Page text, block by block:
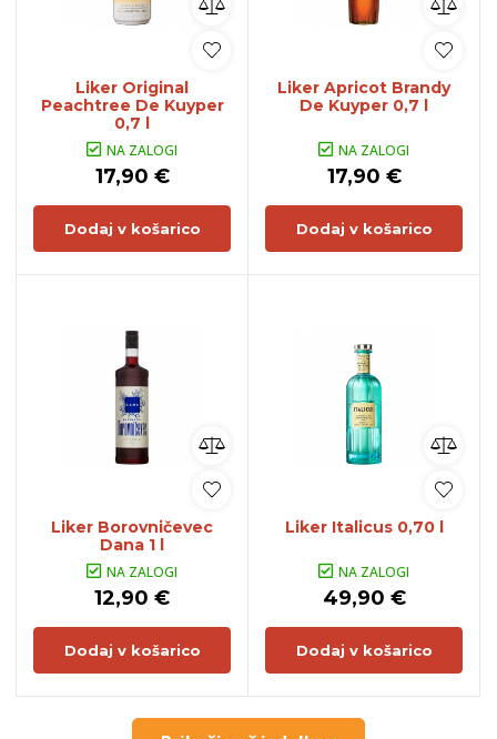
Liker Original
Peachtree De Kuyper
0,7 l
NA ZALOGI
17,90 €
Dodaj v košarico
Liker Apricot Brandy
De Kuyper 0,7 l
NA ZALOGI
17,90 €
Dodaj v košarico
Liker Borovničevec
Dana 1 l
NA ZALOGI
12,90 €
Dodaj v košarico
Liker Italicus 0,70 l
NA ZALOGI
49,90 €
Dodaj v košarico